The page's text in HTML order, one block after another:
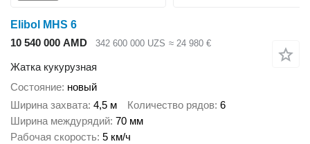
Elibol MHS 6
10 540 000 AMD
342 600 000 UZS ≈ 24 980 €
Жатка кукурузная
Состояние новый
Ширина захвата 4,5 м Количество рядов 6
Ширина междурядий 70 мм
Рабочая скорость 5 км/ч